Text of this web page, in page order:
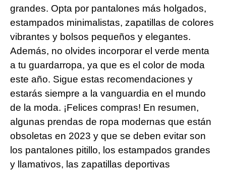
grandes. Opta por pantalones más holgados,
estampados minimalistas, zapatillas de colores
vibrantes y bolsos pequeños y elegantes.
Además, no olvides incorporar el verde menta
a tu guardarropa, ya que es el color de moda
este año. Sigue estas recomendaciones y
estarás siempre a la vanguardia en el mundo
de la moda. ¡Felices compras! En resumen,
algunas prendas de ropa modernas que están
obsoletas en 2023 y que se deben evitar son
los pantalones pitillo, los estampados grandes
y llamativos, las zapatillas deportivas